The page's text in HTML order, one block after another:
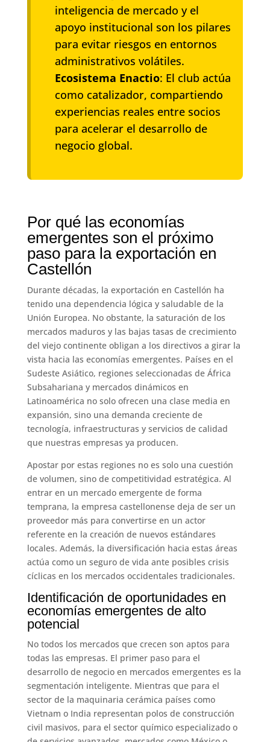
inteligencia de mercado y el
apoyo institucional son los pilares
para evitar riesgos en entornos
administrativos volátiles.
Ecosistema Enactio: El club actúa
como catalizador, compartiendo
experiencias reales entre socios
para acelerar el desarrollo de
negocio global.
Por qué las economías
emergentes son el próximo
paso para la exportación en
Castellón
Durante décadas, la exportación en Castellón ha
tenido una dependencia lógica y saludable de la
Unión Europea. No obstante, la saturación de los
mercados maduros y las bajas tasas de crecimiento
del viejo continente obligan a los directivos a girar la
vista hacia las economías emergentes. Países en el
Sudeste Asiático, regiones seleccionadas de África
Subsahariana y mercados dinámicos en
Latinoamérica no solo ofrecen una clase media en
expansión, sino una demanda creciente de
tecnología, infraestructuras y servicios de calidad
que nuestras empresas ya producen.
Apostar por estas regiones no es solo una cuestión
de volumen, sino de competitividad estratégica. Al
entrar en un mercado emergente de forma
temprana, la empresa castellonense deja de ser un
proveedor más para convertirse en un actor
referente en la creación de nuevos estándares
locales. Además, la diversificación hacia estas áreas
actúa como un seguro de vida ante posibles crisis
cíclicas en los mercados occidentales tradicionales.
Identificación de oportunidades en
economías emergentes de alto
potencial
No todos los mercados que crecen son aptos para
todas las empresas. El primer paso para el
desarrollo de negocio en mercados emergentes es la
segmentación inteligente. Mientras que para el
sector de la maquinaria cerámica países como
Vietnam o India representan polos de construcción
civil masivos, para el sector químico especializado o